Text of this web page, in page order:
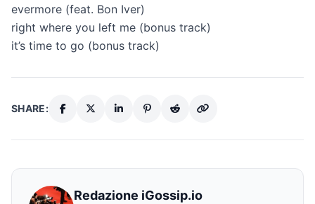
evermore (feat. Bon Iver)
right where you left me (bonus track)
it’s time to go (bonus track)
SHARE:
Redazione iGossip.io